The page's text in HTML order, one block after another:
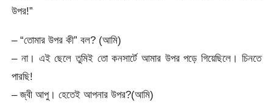
উপর!”
– “তোমার উপর কী” বল? (আমি)
– না। এই ছেলে তুমিই তো কনসার্টে আমার উপর পড়ে গিয়েছিলে। চিনতে
পারছি!
– জ্বী আপু। হেতেই আপনার উপর?(আমি)